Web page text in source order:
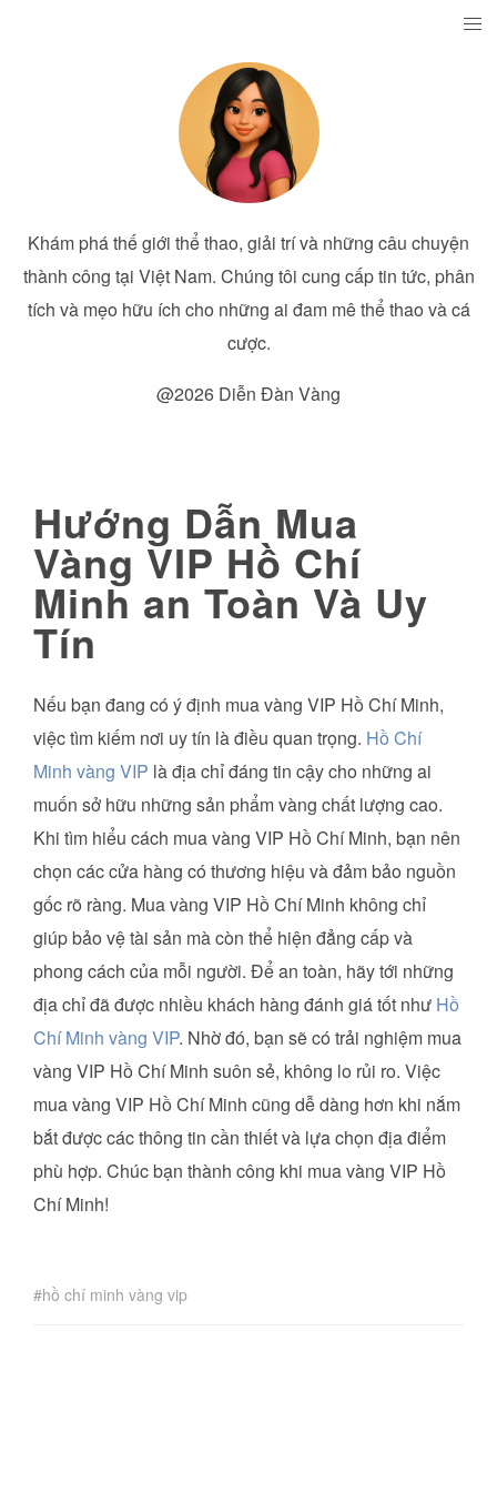
Khám phá thế giới thể thao, giải trí và những câu chuyện
thành công tại Việt Nam. Chúng tôi cung cấp tin tức, phân
tích và mẹo hữu ích cho những ai đam mê thể thao và cá
cược.
@2026 Diễn Đàn Vàng
Hướng Dẫn Mua
Vàng VIP Hồ Chí
Minh an Toàn Và Uy
Tín
Nếu bạn đang có ý định mua vàng VIP Hồ Chí Minh,
việc tìm kiếm nơi uy tín là điều quan trọng. Hồ Chí
Minh vàng VIP là địa chỉ đáng tin cậy cho những ai
muốn sở hữu những sản phẩm vàng chất lượng cao.
Khi tìm hiểu cách mua vàng VIP Hồ Chí Minh, bạn nên
chọn các cửa hàng có thương hiệu và đảm bảo nguồn
gốc rõ ràng. Mua vàng VIP Hồ Chí Minh không chỉ
giúp bảo vệ tài sản mà còn thể hiện đẳng cấp và
phong cách của mỗi người. Để an toàn, hãy tới những
địa chỉ đã được nhiều khách hàng đánh giá tốt như Hồ
Chí Minh vàng VIP. Nhờ đó, bạn sẽ có trải nghiệm mua
vàng VIP Hồ Chí Minh suôn sẻ, không lo rủi ro. Việc
mua vàng VIP Hồ Chí Minh cũng dễ dàng hơn khi nắm
bắt được các thông tin cần thiết và lựa chọn địa điểm
phù hợp. Chúc bạn thành công khi mua vàng VIP Hồ
Chí Minh!
hồ chí minh vàng vip